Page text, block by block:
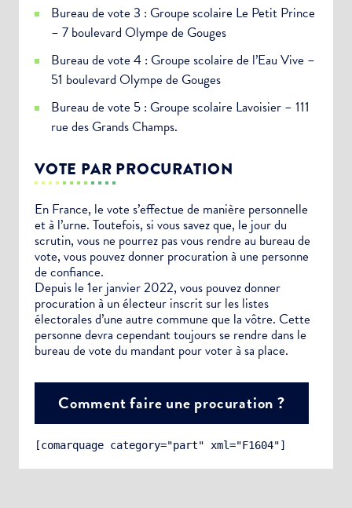
Bureau de vote 3 : Groupe scolaire Le Petit Prince
– 7 boulevard Olympe de Gouges
Bureau de vote 4 : Groupe scolaire de l’Eau Vive –
51 boulevard Olympe de Gouges
Bureau de vote 5 : Groupe scolaire Lavoisier – 111
rue des Grands Champs.
VOTE PAR PROCURATION
En France, le vote s’effectue de manière personnelle
et à l’urne. Toutefois, si vous savez que, le jour du
scrutin, vous ne pourrez pas vous rendre au bureau de
vote, vous pouvez donner procuration à une personne
de confiance.
Depuis le 1er janvier 2022, vous pouvez donner
procuration à un électeur inscrit sur les listes
électorales d’une autre commune que la vôtre. Cette
personne devra cependant toujours se rendre dans le
bureau de vote du mandant pour voter à sa place.
Comment faire une procuration ?
[comarquage category="part" xml="F1604"]